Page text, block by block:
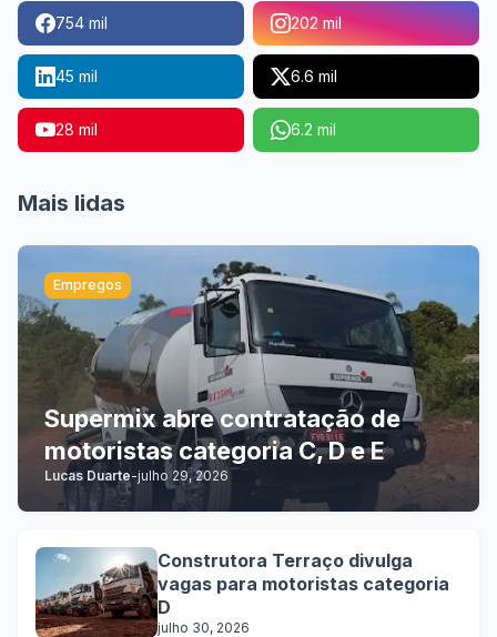
754 mil 202 mil
45 mil 6.6 mil
28 mil 6.2 mil
Mais lidas
Empregos
Supermix abre contratação de
motoristas categoria C, D e E
Lucas Duarte-julho 29, 2026
Construtora Terraço divulga
vagas para motoristas categoria
D
julho 30, 2026